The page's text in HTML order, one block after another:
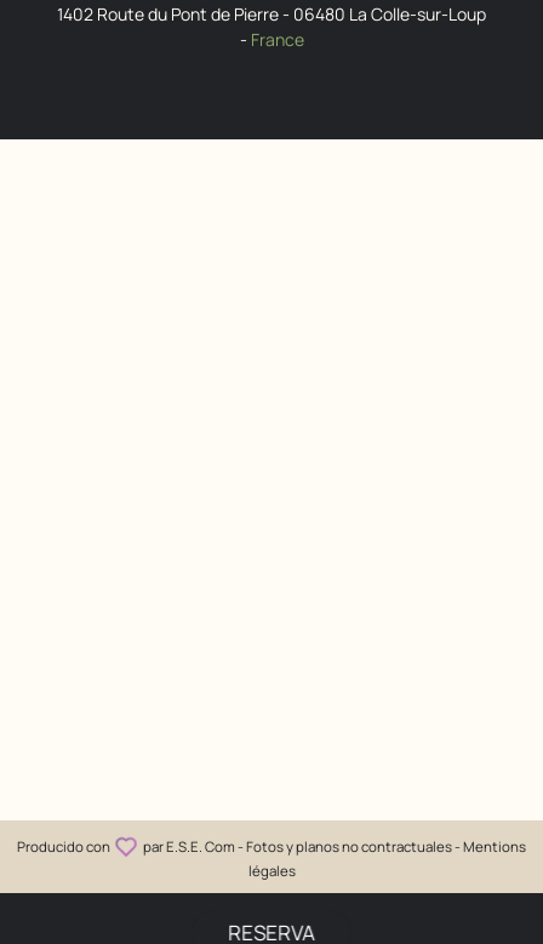
RESERVA
1402 Route du Pont de Pierre- 06480 La Colle-sur-Loup
- France
Producido con parE.S.E. Com - Fotos y planos no contractuales - Mentions
légales